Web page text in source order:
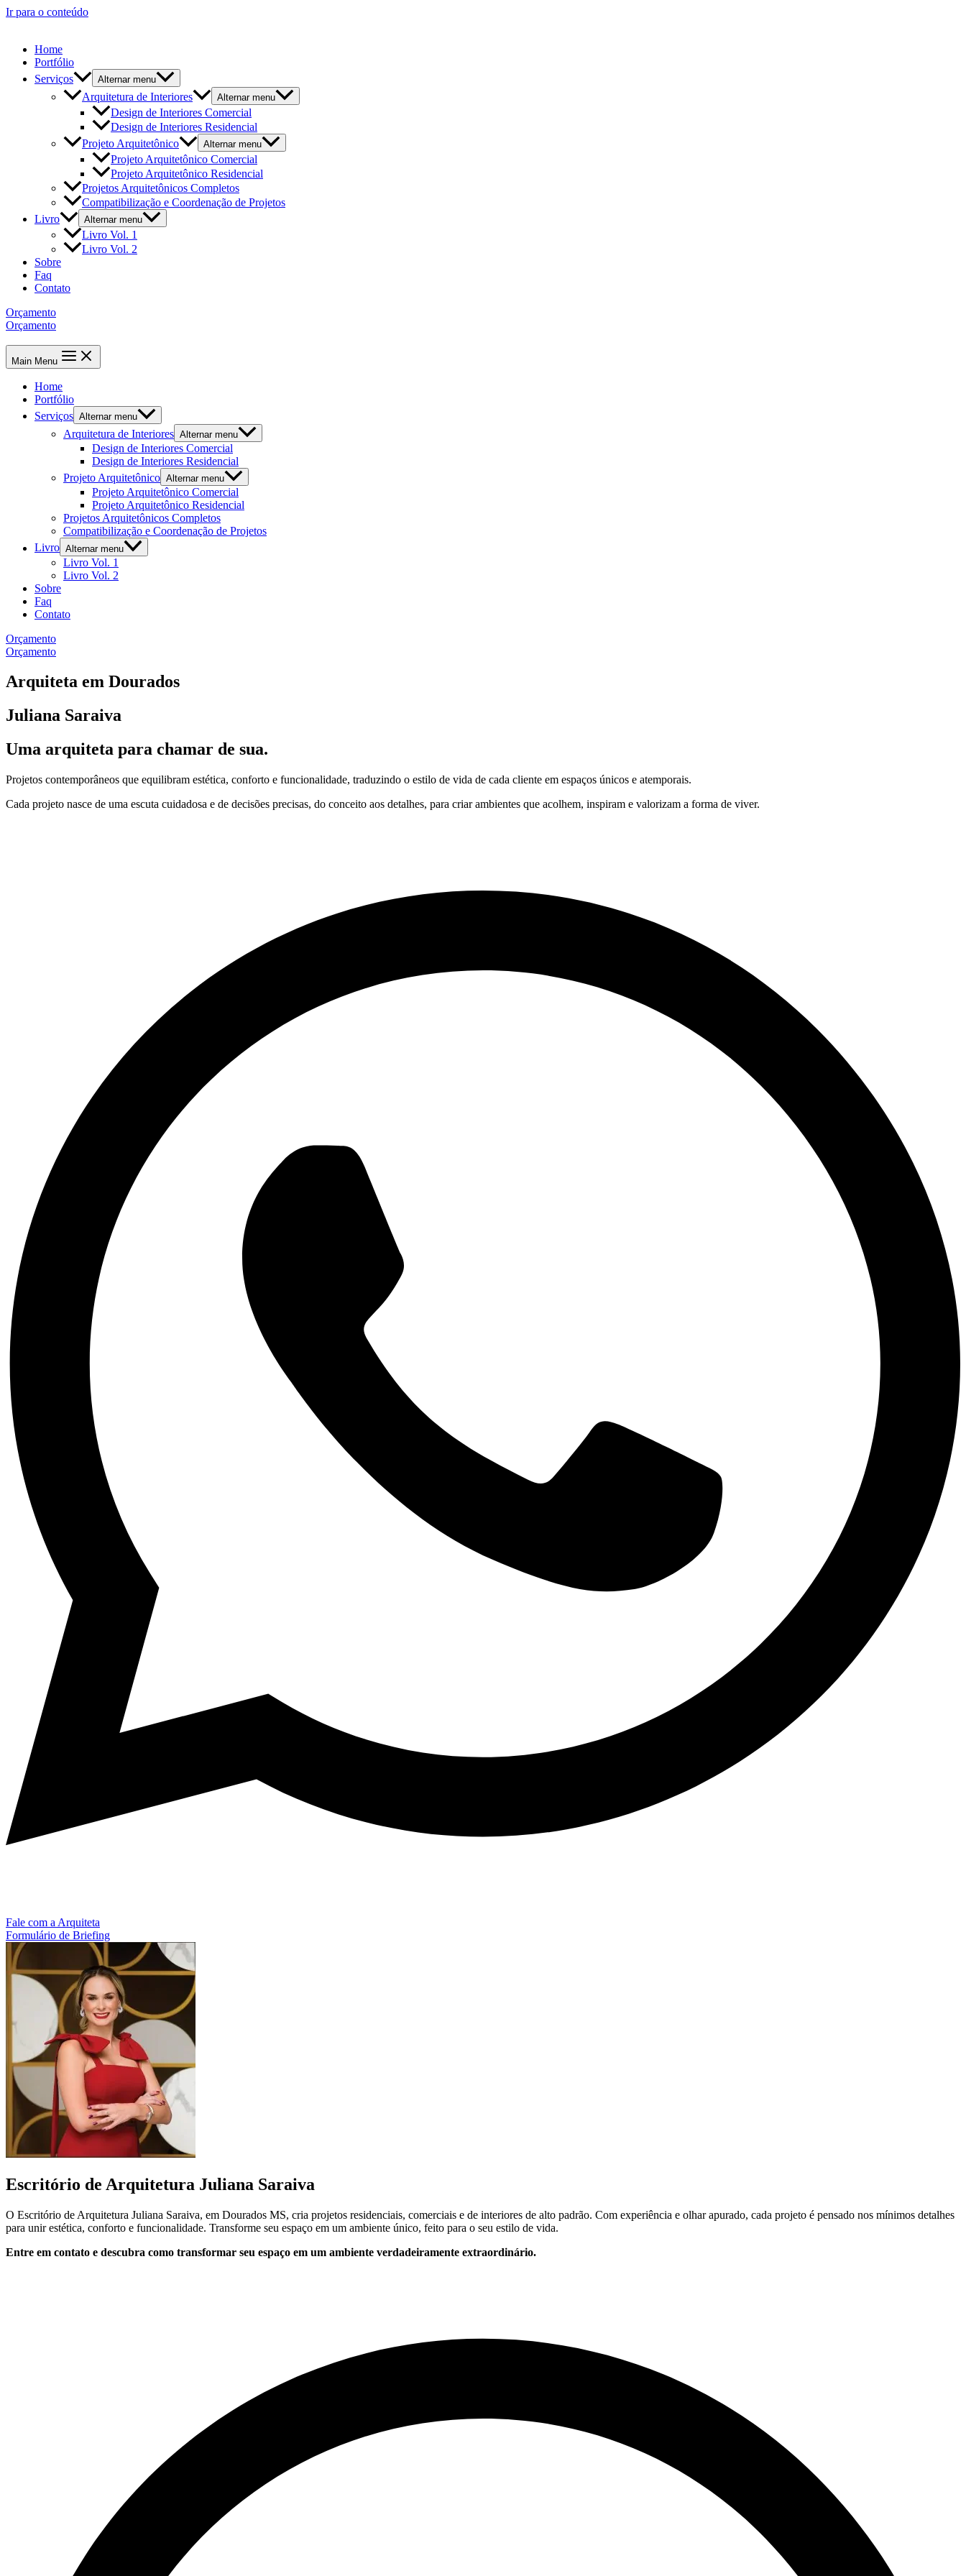
Ir para o conteúdo
Home
Portfólio
Serviços
Alternar menu
Arquitetura de Interiores Alternar menu
Design de Interiores Comercial
Design de Interiores Residencial
Projeto Arquitetônico
Alternar menu
Projeto Arquitetônico Comercial
Projeto Arquitetônico Residencial
Projetos Arquitetônicos Completos
Compatibilização e Coordenação de Projetos
Livro
Alternar menu
Livro Vol. 1
Livro Vol. 2
Sobre
Faq
Contato
Orçamento
Orçamento
Main Menu
Home
Portfólio
Serviços Alternar menu
Arquitetura de Interiores Alternar menu
Design de Interiores Comercial
Design de Interiores Residencial
Projeto Arquitetônico Alternar menu
Projeto Arquitetônico Comercial
Projeto Arquitetônico Residencial
Projetos Arquitetônicos Completos
Compatibilização e Coordenação de Projetos
Livro Alternar menu
Livro Vol. 1
Livro Vol. 2
Sobre
Faq
Contato
Orçamento
Orçamento
Arquiteta em Dourados
Juliana Saraiva
Uma arquiteta para chamar de sua.
Projetos contemporâneos que equilibram estética, conforto e funcionalidade, traduzindo o estilo de vida de cada cliente em espaços únicos e atemporais.
Cada projeto nasce de uma escuta cuidadosa e de decisões precisas, do conceito aos detalhes, para criar ambientes que acolhem, inspiram e valorizam a forma de viver.
Fale com a Arquiteta
Formulário de Briefing
Escritório de Arquitetura Juliana Saraiva
O Escritório de Arquitetura Juliana Saraiva, em Dourados MS, cria projetos residenciais, comerciais e de interiores de alto padrão. Com experiência e olhar apurado, cada projeto é pensado nos mínimos detalhes
para unir estética, conforto e funcionalidade. Transforme seu espaço em um ambiente único, feito para o seu estilo de vida.
Entre em contato e descubra como transformar seu espaço em um ambiente verdadeiramente extraordinário.